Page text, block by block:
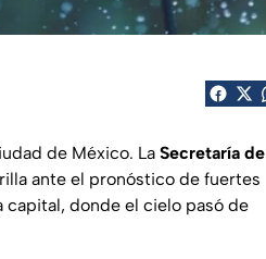
de México. La Secretaría de
ante el pronóstico de fuertes
donde el cielo pasó de